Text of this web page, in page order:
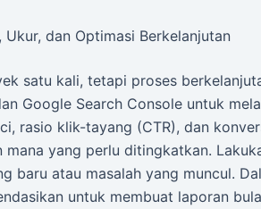
Ukur, dan Optimasi Berkelanjutan
satu kali, tetapi proses
Google Search Console untuk
rasio klik-tayang (CTR), dan
mana yang perlu ditingkatkan.
baru atau masalah yang muncul.
untuk membuat laporan